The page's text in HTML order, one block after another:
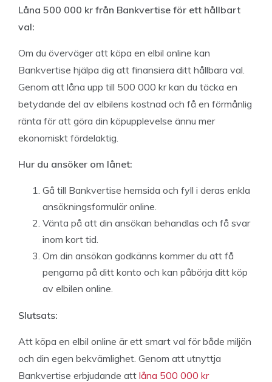
Låna 500 000 kr från Bankvertise för ett hållbart
val:
Om du överväger att köpa en elbil online kan
Bankvertise hjälpa dig att finansiera ditt hållbara val.
Genom att låna upp till 500 000 kr kan du täcka en
betydande del av elbilens kostnad och få en förmånlig
ränta för att göra din köpupplevelse ännu mer
ekonomiskt fördelaktig.
Hur du ansöker om lånet:
Gå till Bankvertise hemsida och fyll i deras enkla
ansökningsformulär online.
Vänta på att din ansökan behandlas och få svar
inom kort tid.
Om din ansökan godkänns kommer du att få
pengarna på ditt konto och kan påbörja ditt köp
av elbilen online.
Slutsats:
Att köpa en elbil online är ett smart val för både miljön
och din egen bekvämlighet. Genom att utnyttja
Bankvertise erbjudande att låna 500 000 kr